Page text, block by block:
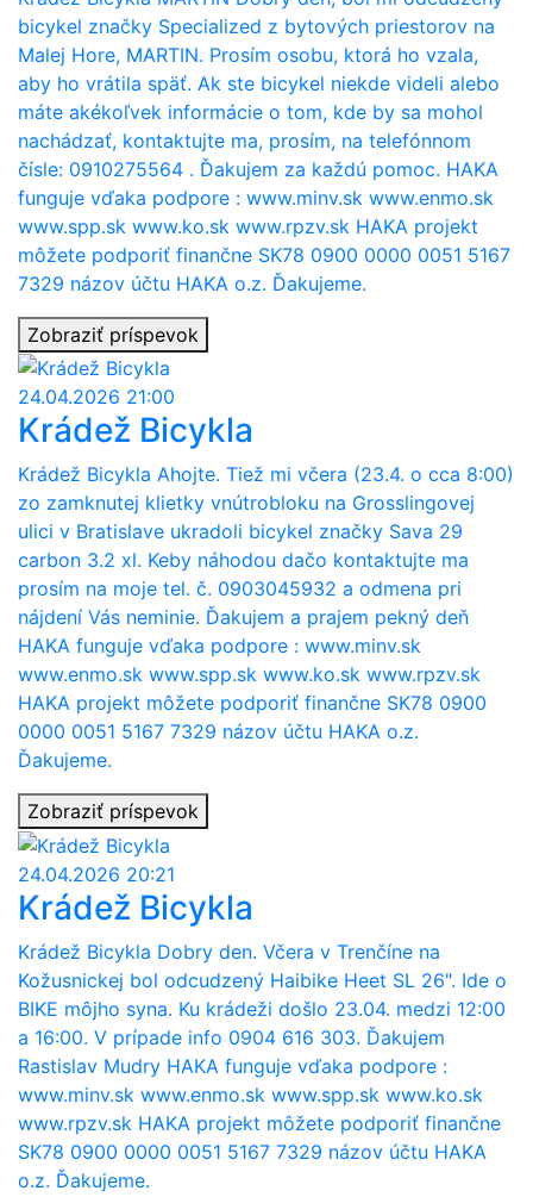
bicykel značky Specialized z bytových priestorov na
Malej Hore, MARTIN. Prosím osobu, ktorá ho vzala,
aby ho vrátila späť. Ak ste bicykel niekde videli alebo
máte akékoľvek informácie o tom, kde by sa mohol
nachádzať, kontaktujte ma, prosím, na telefónnom
čísle: 0910275564 . Ďakujem za každú pomoc. HAKA
funguje vďaka podpore : www.minv.sk www.enmo.sk
www.spp.sk www.ko.sk www.rpzv.sk HAKA projekt
môžete podporiť finančne SK78 0900 0000 0051 5167
7329 názov účtu HAKA o.z. Ďakujeme.
Zobraziť príspevok
24.04.2026 21:00
Krádež Bicykla
Krádež Bicykla Ahojte. Tiež mi včera (23.4. o cca 8:00)
zo zamknutej klietky vnútrobloku na Grosslingovej
ulici v Bratislave ukradoli bicykel značky Sava 29
carbon 3.2 xl. Keby náhodou dačo kontaktujte ma
prosím na moje tel. č. 0903045932 a odmena pri
nájdení Vás neminie. Ďakujem a prajem pekný deň
HAKA funguje vďaka podpore : www.minv.sk
www.enmo.sk www.spp.sk www.ko.sk www.rpzv.sk
HAKA projekt môžete podporiť finančne SK78 0900
0000 0051 5167 7329 názov účtu HAKA o.z.
Ďakujeme.
Zobraziť príspevok
24.04.2026 20:21
Krádež Bicykla
Krádež Bicykla Dobry den. Včera v Trenčíne na
Kožusnickej bol odcudzený Haibike Heet SL 26". Ide o
BIKE môjho syna. Ku krádeži došlo 23.04. medzi 12:00
a 16:00. V prípade info 0904 616 303. Ďakujem
Rastislav Mudry HAKA funguje vďaka podpore :
www.minv.sk www.enmo.sk www.spp.sk www.ko.sk
www.rpzv.sk HAKA projekt môžete podporiť finančne
SK78 0900 0000 0051 5167 7329 názov účtu HAKA
o.z. Ďakujeme.